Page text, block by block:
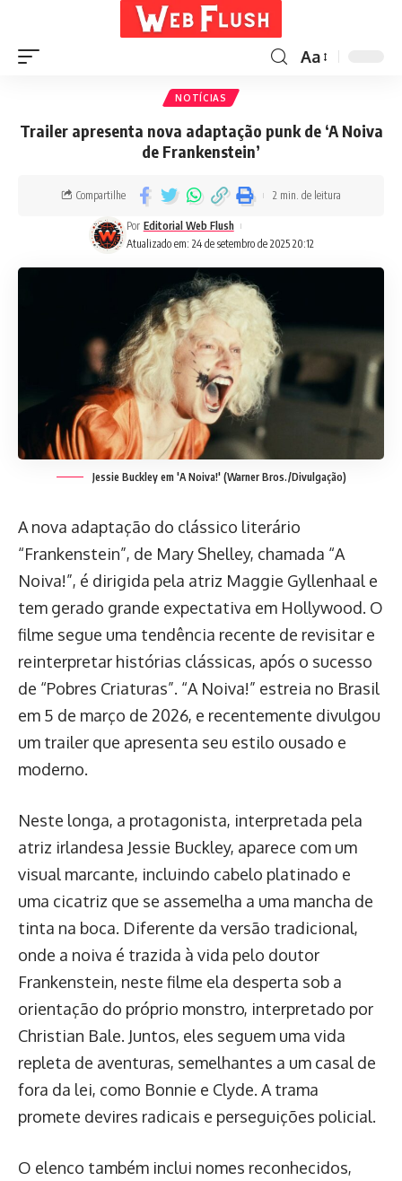
Aa
NOTÍCIAS
Trailer apresenta nova adaptação punk de ‘A Noiva
de Frankenstein’
Atualizado em: 24 de setembro de 2025 20:12
Por Editorial Web Flush
Compartilhe 2 min. de leitura
Jessie Buckley em 'A Noiva!' (Warner Bros./Divulgação)
A nova adaptação do clássico literário
“Frankenstein”, de Mary Shelley, chamada “A
Noiva!”, é dirigida pela atriz Maggie Gyllenhaal e
tem gerado grande expectativa em Hollywood. O
filme segue uma tendência recente de revisitar e
reinterpretar histórias clássicas, após o sucesso
de “Pobres Criaturas”. “A Noiva!” estreia no Brasil
em 5 de março de 2026, e recentemente divulgou
um trailer que apresenta seu estilo ousado e
moderno.
Neste longa, a protagonista, interpretada pela
atriz irlandesa Jessie Buckley, aparece com um
visual marcante, incluindo cabelo platinado e
uma cicatriz que se assemelha a uma mancha de
tinta na boca. Diferente da versão tradicional,
onde a noiva é trazida à vida pelo doutor
Frankenstein, neste filme ela desperta sob a
orientação do próprio monstro, interpretado por
Christian Bale. Juntos, eles seguem uma vida
repleta de aventuras, semelhantes a um casal de
fora da lei, como Bonnie e Clyde. A trama
promete devires radicais e perseguições policial.
O elenco também inclui nomes reconhecidos,